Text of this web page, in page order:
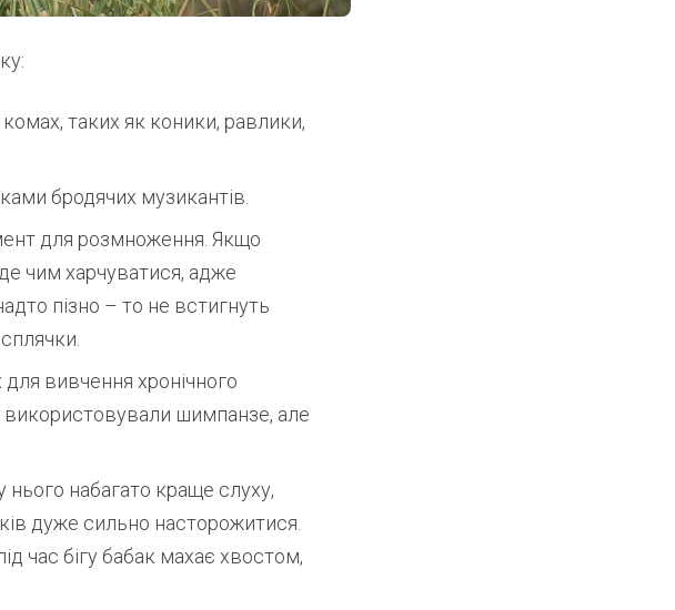
комах, таких як коники, равлики,
бродячих музикантів.
для розмноження. Якщо
чим харчуватися, адже
пізно – то не встигнуть
вивчення хронічного
використовували шимпанзе, але
набагато краще слуху,
дуже сильно насторожитися.
час бігу бабак махає хвостом,